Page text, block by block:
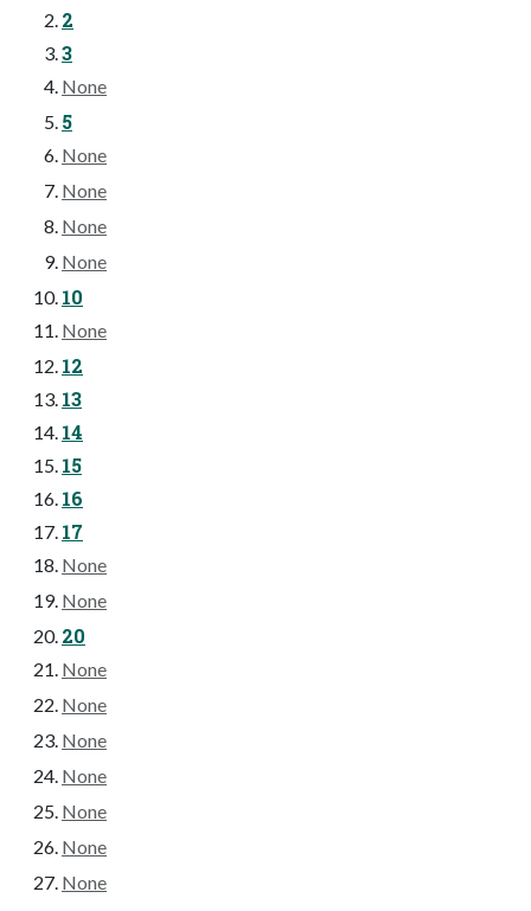
2
3
None
5
None
None
None
None
10
None
12
13
14
15
16
17
None
None
20
None
None
None
None
None
None
None